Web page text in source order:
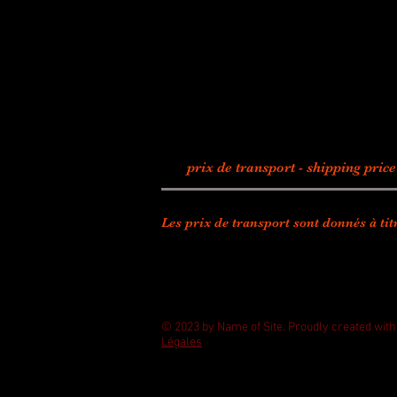
prix de transport - shipping
Les prix de transport sont donnés à
© 2023 by Name of Site. Proudly created
Légales